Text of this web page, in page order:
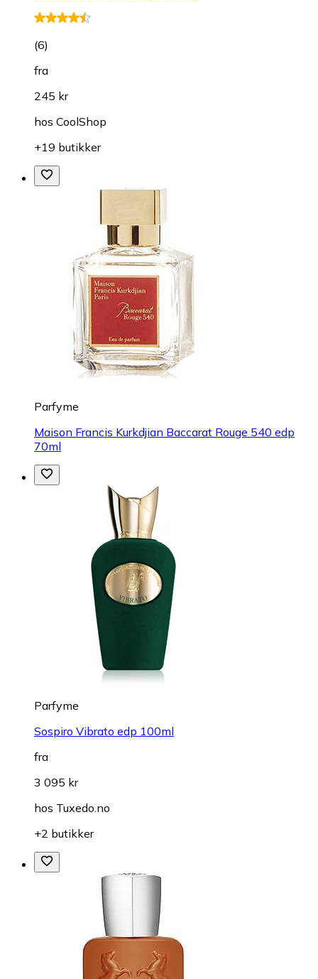
(6)
fra
245 kr
hos CoolShop
+19 butikker
Parfyme
Maison Francis Kurkdjian Baccarat Rouge 540 edp
70ml
Parfyme
Sospiro Vibrato edp 100ml
fra
3 095 kr
hos Tuxedo.no
+2 butikker